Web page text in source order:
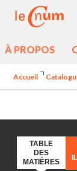
À PROPOS
Accueil
TABLE
DES
MATIÈRES